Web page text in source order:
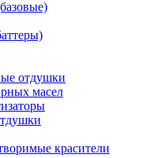
отдушки
масел
красители